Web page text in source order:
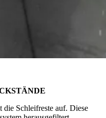
die Schleifreste auf. Diese